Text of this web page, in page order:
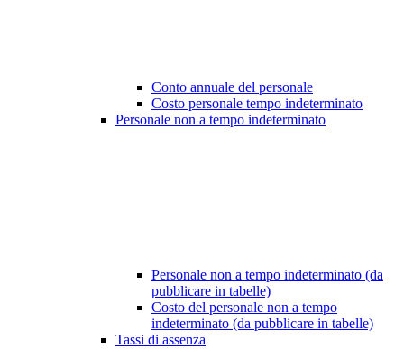
Conto annuale del personale
Costo personale tempo indeterminato
Personale non a tempo indeterminato
Personale non a tempo indeterminato (da
pubblicare in tabelle)
Costo del personale non a tempo
indeterminato (da pubblicare in tabelle)
Tassi di assenza